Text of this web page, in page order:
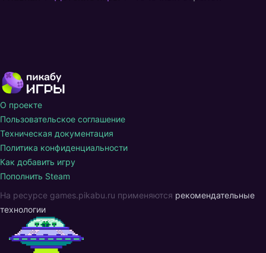
О проекте
Пользовательское соглашение
Техническая документация
Политика конфиденциальности
Как добавить игру
Пополнить Steam
На ресурсе games.pikabu.ru применяются рекомендательные
технологии